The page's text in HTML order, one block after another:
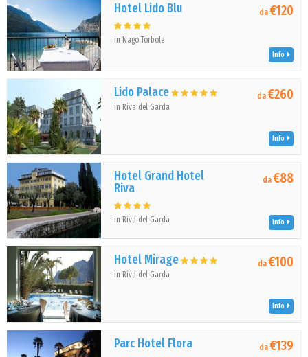
Hotel Lido Blu
in Nago Torbole
da€120
Info
Lido Palace
in Riva del Garda
da€260
Info
Hotel Grand Hotel
Riva
in Riva del Garda
da€88
Info
Hotel Mirage
in Riva del Garda
da€100
Info
Parc Hotel Flora da€139